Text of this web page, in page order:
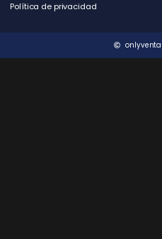
Política de privacidad